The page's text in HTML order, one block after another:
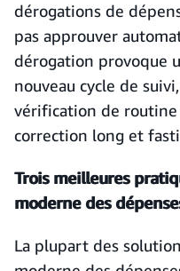
dérogations de
pas approuver
dérogation provoque
nouveau cycle de
vérification de routine
correction long et
Trois meilleures
moderne des
La plupart des